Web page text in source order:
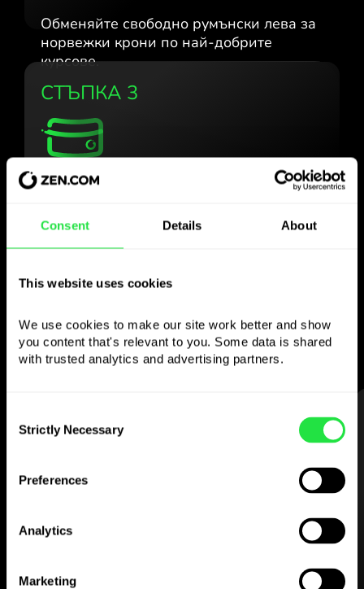
Consent Details About
This website uses cookies
We use cookies to make our site work better and show
you content that's relevant to you. Some data is shared
with trusted analytics and advertising partners.
Selection
Strictly Necessary
Preferences
Analytics
Marketing
Обменяйте свободно румънски лева за
норвежки крони по най-добрите
курсове.
СТЪПКА 3
Използвайте
избраната валута
както желаете
теглете от банкомати без
комисионна, плащайте с мултивалутна
карта
ZEN.COM безплатно